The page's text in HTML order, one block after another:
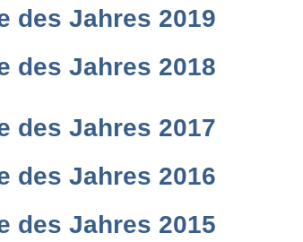
des Jahres 2019
des Jahres 2018
des Jahres 2017
des Jahres 2016
des Jahres 2015